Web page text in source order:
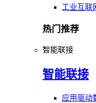
工业互联
热门推荐
智能联接
智能联接
应用驱动